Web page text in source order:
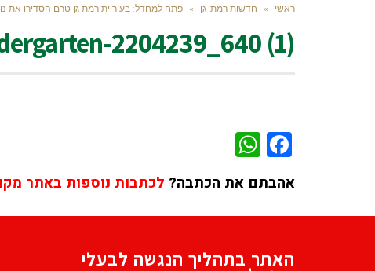
ראשי » חדשות רמת-גן » פתח למחדל: בעיריית רמת גן טרם הסדירו את
2204239_640 (1)
Facebook
אהבתם את הכתבה? לכתבות נוספות באתר
האתר בתהליך הנגשה לבעלי